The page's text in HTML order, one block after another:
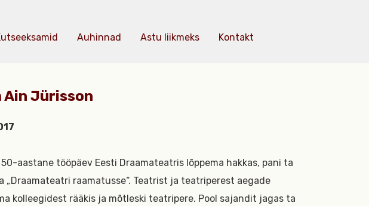
Auhinnad Astu liikmeks Kontakt
Ain Jürisson
aastane tööpäev Eesti Draamateatris lõppema hakkas, pani ta
„Draamateatri raamatusse“. Teatrist ja teatriperest aegade
kolleegidest rääkis ja mõtleski teatripere. Pool sajandit jagas ta